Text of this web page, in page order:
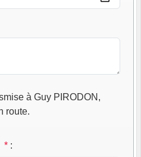
à Guy PIRODON,
route.
* :